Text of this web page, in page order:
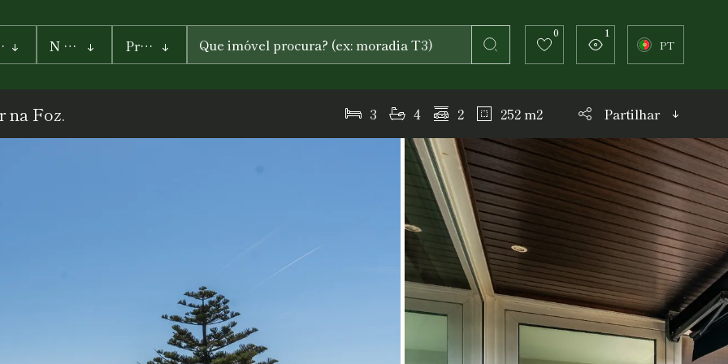
N de quartos Preços
PREÇO
0 1
PT
na Foz. 3 4 2 252 m2 Partilhar